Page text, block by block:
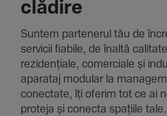
clădire
Suntem parte­nerul tău de
servicii fiabile, de înaltă
rezi­den­țiale, comer­ciale și
aparataj modular la
conec­tate, îți oferim tot ce ai
proteja și conecta spațiile tale.